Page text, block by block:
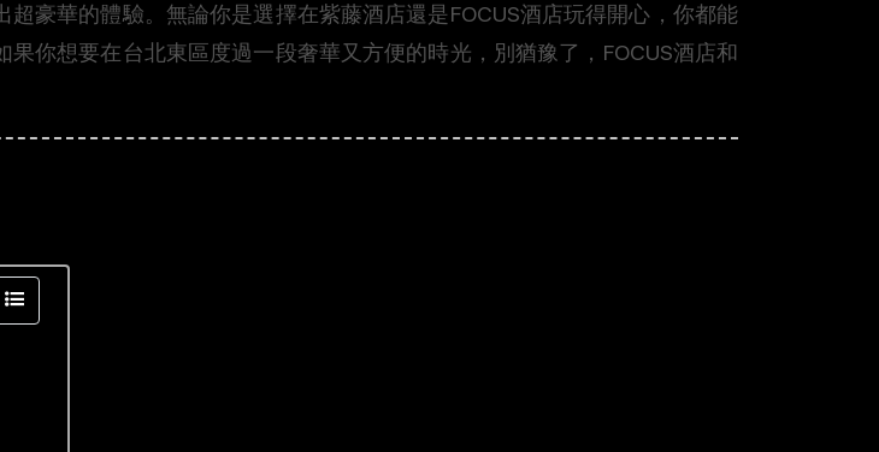
豪華的體驗。無論你是選擇在紫藤酒店還是FOCUS酒店玩得開心，你都能
你想要在台北東區度過一段奢華又方便的時光，別猶豫了，FOCUS酒店和